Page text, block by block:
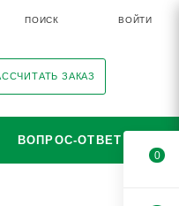
ПОИСК ВОЙТИ
ЗАКАЗ
ВОПРОС-ОТВЕТ
0